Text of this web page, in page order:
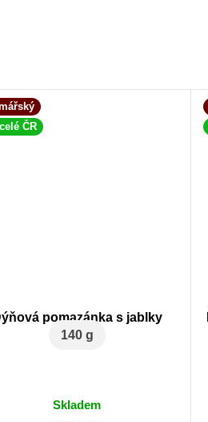
ČR
pomazánka s jablky
140 g
Skladem